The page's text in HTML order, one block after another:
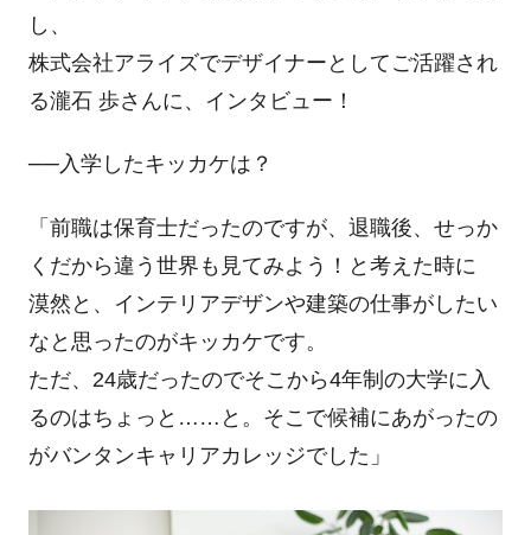
し、
株式会社アライズでデザイナーとしてご活躍され
る瀧石 歩さんに、インタビュー！
──入学したキッカケは？
「前職は保育士だったのですが、退職後、せっか
くだから違う世界も見てみよう！と考えた時に
漠然と、インテリアデザンや建築の仕事がしたい
なと思ったのがキッカケです。
ただ、 24歳だったのでそこから4年制の大学に入
るのはちょっと……と。そこで候補にあがったの
がバンタンキャリアカレッジでした」